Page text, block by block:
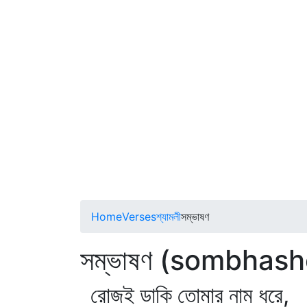
HomeVersesশ্যামলীসম্ভাষণ
সম্ভাষণ
রোজই ডাকি তোমার নাম ধরে,